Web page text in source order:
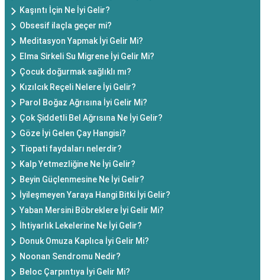
Kaşıntı İçin Ne İyi Gelir?
Obsesif ilaçla geçer mi?
Meditasyon Yapmak İyi Gelir Mi?
Elma Sirkeli Su Migrene İyi Gelir Mi?
Çocuk doğurmak sağlıklı mı?
Kızılcık Reçeli Nelere İyi Gelir?
Parol Boğaz Ağrısına İyi Gelir Mi?
Çok Şiddetli Bel Ağrısına Ne İyi Gelir?
Göze İyi Gelen Çay Hangisi?
Tiopati faydaları nelerdir?
Kalp Yetmezliğine Ne İyi Gelir?
Beyin Güçlenmesine Ne İyi Gelir?
İyileşmeyen Yaraya Hangi Bitki İyi Gelir?
Yaban Mersini Böbreklere İyi Gelir Mi?
İhtiyarlık Lekelerine Ne İyi Gelir?
Donuk Omuza Kaplıca İyi Gelir Mi?
Noonan Sendromu Nedir?
Beloc Çarpıntıya İyi Gelir Mi?